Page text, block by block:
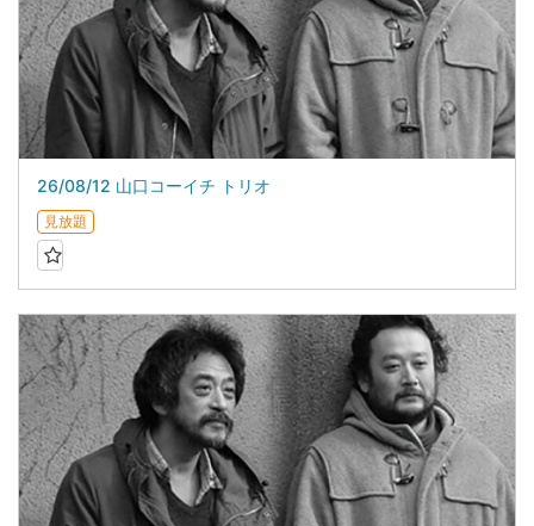
26/08/12 山口コーイチ トリオ
見放題